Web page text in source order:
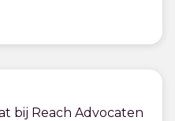
bij Reach Advocaten